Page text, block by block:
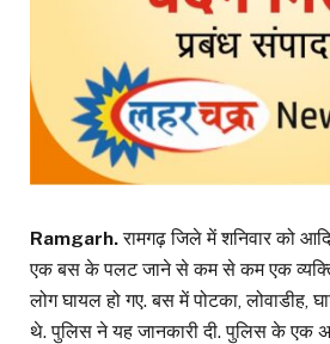
Ramgarh.रामगढ़ जिले में शनिवार को
एक बस के पलट जाने से कम से कम एक
लोग घायल हो गए. बस में पोटका, लोवाडीह,
थे. पुलिस ने यह जानकारी दी. पुलिस के एक